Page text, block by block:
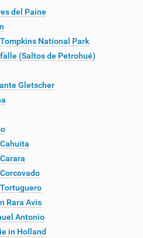
del Paine
National Park
(Saltos de Petrohué)
Gletscher
Rara Avis
Antonio
in Holland